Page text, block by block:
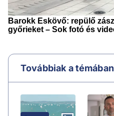
Továbbiak a témában